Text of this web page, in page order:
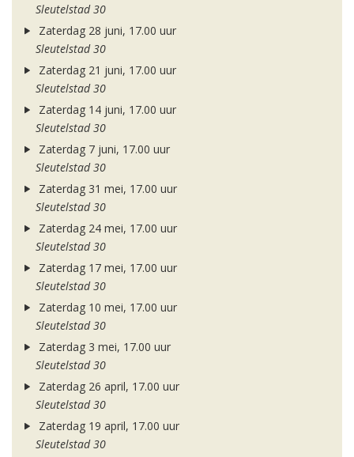
Sleutelstad 30
Zaterdag 28 juni, 17.00 uur
Sleutelstad 30
Zaterdag 21 juni, 17.00 uur
Sleutelstad 30
Zaterdag 14 juni, 17.00 uur
Sleutelstad 30
Zaterdag 7 juni, 17.00 uur
Sleutelstad 30
Zaterdag 31 mei, 17.00 uur
Sleutelstad 30
Zaterdag 24 mei, 17.00 uur
Sleutelstad 30
Zaterdag 17 mei, 17.00 uur
Sleutelstad 30
Zaterdag 10 mei, 17.00 uur
Sleutelstad 30
Zaterdag 3 mei, 17.00 uur
Sleutelstad 30
Zaterdag 26 april, 17.00 uur
Sleutelstad 30
Zaterdag 19 april, 17.00 uur
Sleutelstad 30